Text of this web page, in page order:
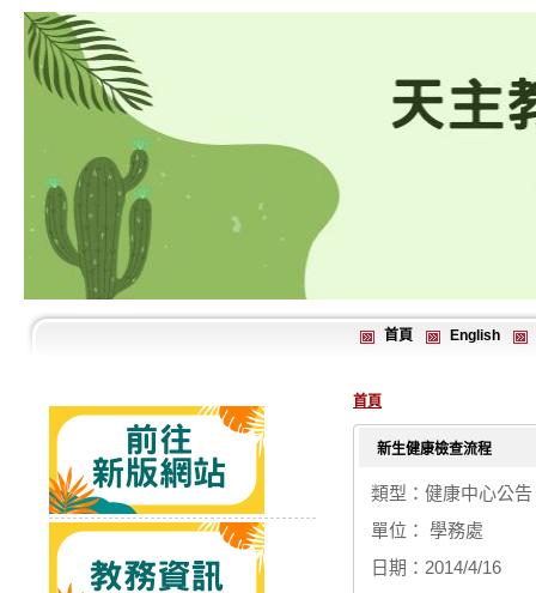
首頁 English
首頁
新生健康檢查流程
類型：健康中心公告
單位： 學務處
日期：2014/4/16